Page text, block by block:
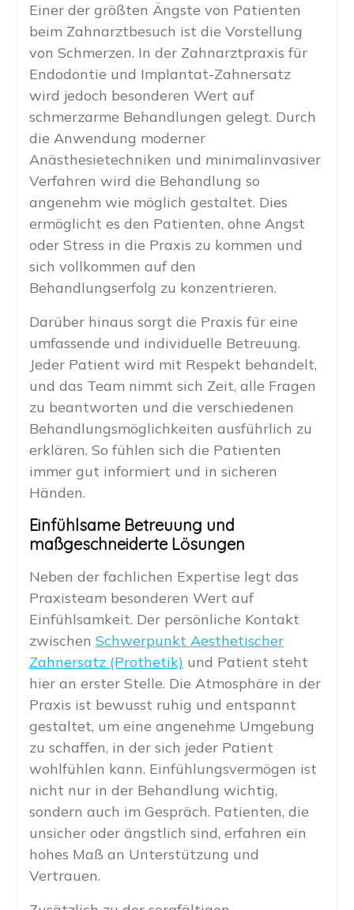
Einer der größten Ängste von Patienten
beim Zahnarztbesuch ist die Vorstellung
von Schmerzen. In der Zahnarztpraxis für
Endodontie und Implantat-Zahnersatz
wird jedoch besonderen Wert auf
schmerzarme Behandlungen gelegt. Durch
die Anwendung moderner
Anästhesietechniken und minimalinvasiver
Verfahren wird die Behandlung so
angenehm wie möglich gestaltet. Dies
ermöglicht es den Patienten, ohne Angst
oder Stress in die Praxis zu kommen und
sich vollkommen auf den
Behandlungserfolg zu konzentrieren.
Darüber hinaus sorgt die Praxis für eine
umfassende und individuelle Betreuung.
Jeder Patient wird mit Respekt behandelt,
und das Team nimmt sich Zeit, alle Fragen
zu beantworten und die verschiedenen
Behandlungsmöglichkeiten ausführlich zu
erklären. So fühlen sich die Patienten
immer gut informiert und in sicheren
Händen.
Einfühlsame Betreuung und
maßgeschneiderte Lösungen
Neben der fachlichen Expertise legt das
Praxisteam besonderen Wert auf
Einfühlsamkeit. Der persönliche Kontakt
zwischen Schwerpunkt Aesthetischer
Zahnersatz (Prothetik) und Patient steht
hier an erster Stelle. Die Atmosphäre in der
Praxis ist bewusst ruhig und entspannt
gestaltet, um eine angenehme Umgebung
zu schaffen, in der sich jeder Patient
wohlfühlen kann. Einfühlungsvermögen ist
nicht nur in der Behandlung wichtig,
sondern auch im Gespräch. Patienten, die
unsicher oder ängstlich sind, erfahren ein
hohes Maß an Unterstützung und
Vertrauen.